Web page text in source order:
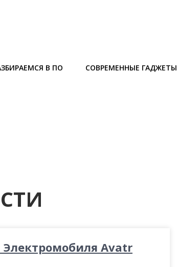
В ПО СОВРЕМЕННЫЕ ГАДЖЕТЫ
Электромобиля Avatr